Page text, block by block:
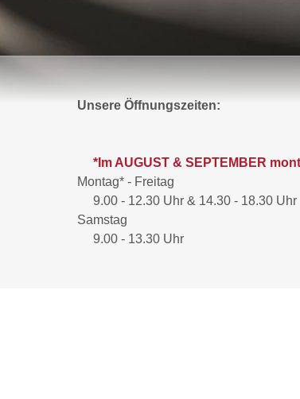
Unsere Öffnungszeiten:
*Im AUGUST & SEPTEMBER
Montag* - Freitag
9.00 - 12.30 Uhr & 14.30 - 18.30 Uhr
Samstag
9.00 - 13.30 Uhr